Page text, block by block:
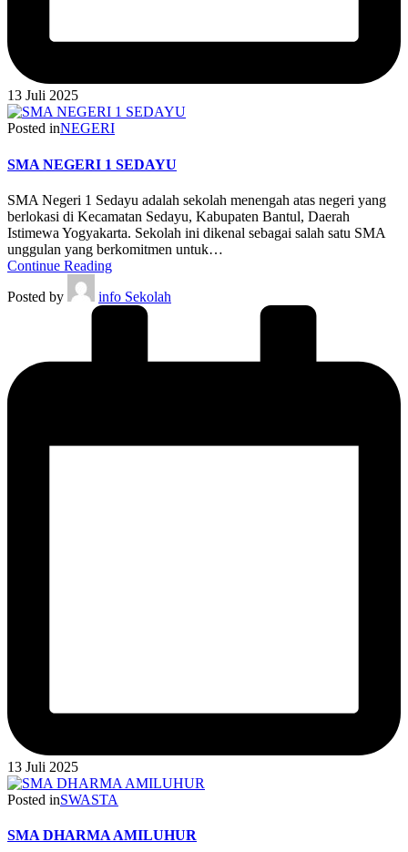
13 Juli 2025
Posted inNEGERI
SMA NEGERI 1 SEDAYU
SMA Negeri 1 Sedayu adalah sekolah menengah atas negeri yang
berlokasi di Kecamatan Sedayu, Kabupaten Bantul, Daerah
Istimewa Yogyakarta. Sekolah ini dikenal sebagai salah satu SMA
unggulan yang berkomitmen untuk…
Continue Reading
Posted by
info Sekolah
13 Juli 2025
Posted inSWASTA
SMA DHARMA AMILUHUR